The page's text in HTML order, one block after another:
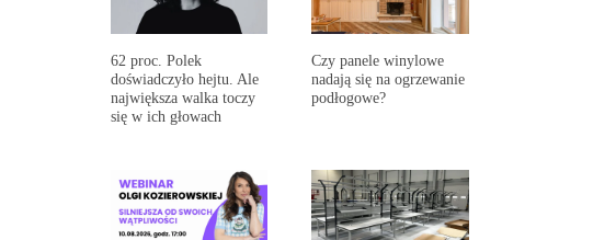
62 proc. Polek
doświadczyło hejtu. Ale
największa walka toczy
się w ich głowach
Czy panele winylowe
nadają się na ogrzewanie
podłogowe?